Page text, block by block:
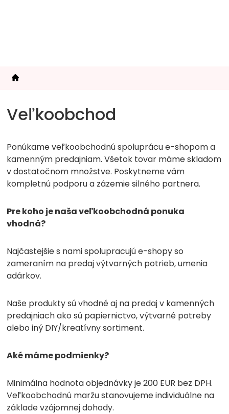
Veľkoobchod
Ponúkame veľkoobchodnú spoluprácu e-shopom a
kamenným predajniam. Všetok tovar máme skladom
v dostatočnom množstve. Poskytneme vám
kompletnú podporu a zázemie silného partnera.
Pre koho je naša veľkoobchodná ponuka
vhodná?
Najčastejšie s nami spolupracujú e-shopy so
zameraním na predaj výtvarných potrieb, umenia
adárkov.
Naše produkty sú vhodné aj na predaj v kamenných
predajniach ako sú papiernictvo, výtvarné potreby
alebo iný DIY/kreatívny sortiment.
Aké máme podmienky?
Minimálna hodnota objednávky je 200 EUR bez DPH.
Veľkoobchodnú maržu stanovujeme individuálne na
základe vzájomnej dohody.